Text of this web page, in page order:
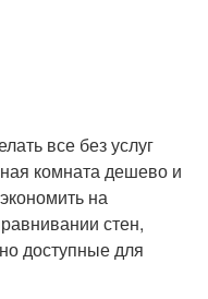
все без услуг
комната дешево и
на
стен,
доступные для